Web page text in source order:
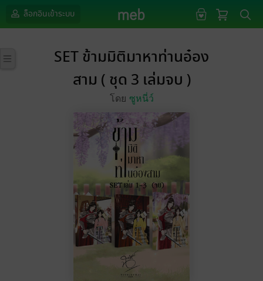
ล็อกอินเข้าระบบ
SET ข้ามมิติมาหาท่านอ๋อง
สาม ( ชุด 3 เล่มจบ )
โดย ซูหนี่ว์